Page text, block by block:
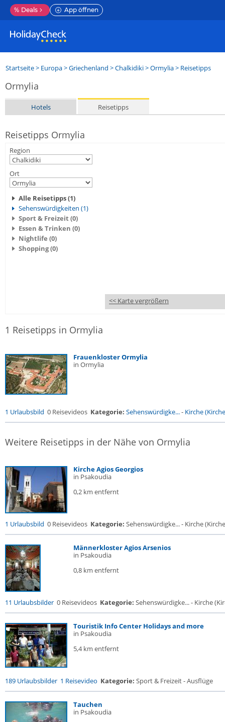
% Deals App öffnen
Startseite> Europa>Griechenland >Chalkidiki>Ormylia> Reisetipps
Ormylia
Hotels Reisetipps
Reisetipps Ormylia
Region
Ort
Alle Reisetipps (1)
Sehenswürdigkeiten (1)
Sport & Freizeit (0)
Essen & Trinken (0)
Nightlife (0)
Shopping (0)
<< Karte vergrößern
1 Reisetipps in Ormylia
Frauenkloster Ormylia
in Ormylia
1 Urlaubsbild 0 Reisevideos Kategorie: Sehenswürdigke...- Kirche
Weitere Reisetipps in der Nähe von Ormylia
Kirche Agios Georgios
in Psakoudia
0,2 km entfernt
1 Urlaubsbild 0 Reisevideos Kategorie: Sehenswürdigke... - Kirche
Männerkloster Agios Arsenios
in Psakoudia
0,8 km entfernt
11 Urlaubsbilder 0 Reisevideos Kategorie: Sehenswürdigke... - Kirche
Touristik Info Center Holidays and more
in Psakoudia
5,4 km entfernt
189 Urlaubsbilder 1 Reisevideo Kategorie: Sport & Freizeit - Ausflüge
Tauchen
in Psakoudia